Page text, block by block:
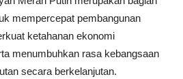
mempercepat pembangunan
ketahanan ekonomi
menumbuhkan rasa kebangsaan
secara berkelanjutan.